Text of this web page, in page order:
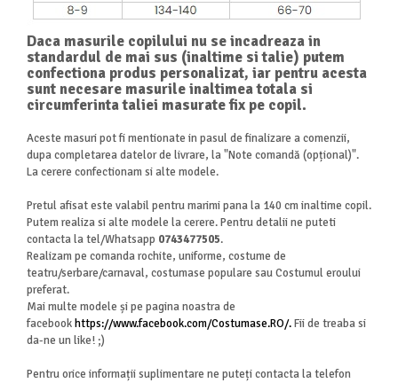
Daca masurile copilului nu se incadreaza in
standardul de mai sus (inaltime si talie) putem
confectiona produs personalizat, iar pentru acesta
sunt necesare masurile inaltimea totala si
circumferinta taliei masurate fix pe copil.
Aceste masuri pot fi mentionate in pasul de finalizare a comenzii,
dupa completarea datelor de livrare, la "Note comandă (opțional)".
La cerere confectionam si alte modele.
Pretul afisat este valabil pentru marimi pana la 140 cm inaltime copil.
Putem realiza si alte modele la cerere. Pentru detalii ne puteti
contacta la tel/Whatsapp 0743477505.
Realizam pe comanda rochite, uniforme, costume de
teatru/serbare/carnaval, costumase populare sau Costumul eroului
preferat.
Mai multe modele și pe pagina noastra de
facebook https://www.facebook.com/Costumase.RO/.Fii de treaba si
da-ne un like! ;)
Pentru orice informații suplimentare ne puteți contacta la telefon